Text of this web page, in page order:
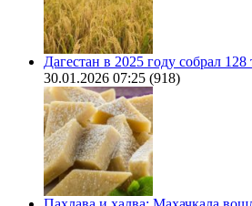
Дагестан в 2025 году собрал
30.01.2026 07:25 (918)